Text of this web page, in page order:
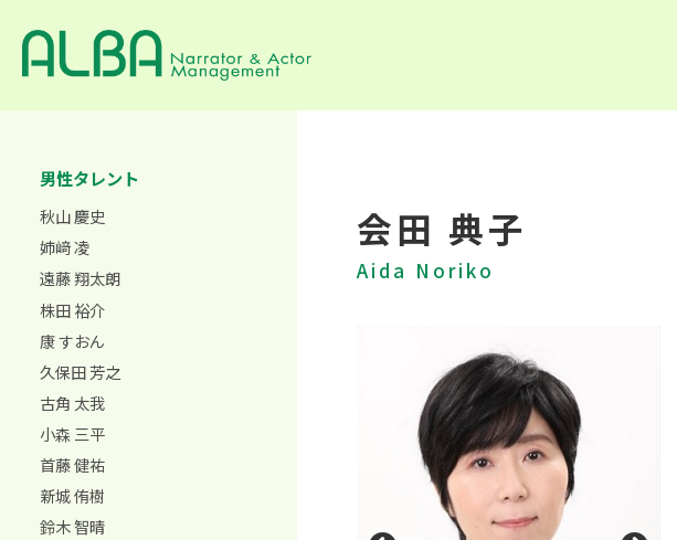
会田 典子
Aida Noriko
男性タレント
秋山 慶史
姉﨑 凌
遠藤 翔太朗
株田 裕介
康 すおん
久保田 芳之
古角 太我
小森 三平
首藤 健祐
新城 侑樹
鈴木 智晴